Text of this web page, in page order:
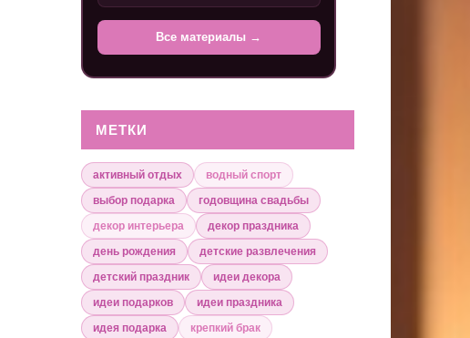
Все материалы →
МЕТКИ
активный отдых
водный спорт
выбор подарка
годовщина свадьбы
декор интерьера
декор праздника
день рождения
детские развлечения
детский праздник
идеи декора
идеи подарков
идеи праздника
идея подарка
крепкий брак